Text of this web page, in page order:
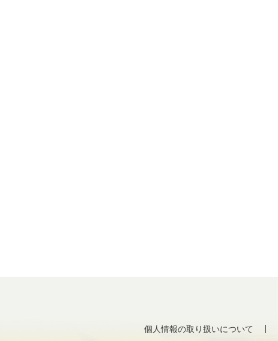
個人情報の取り扱いについて